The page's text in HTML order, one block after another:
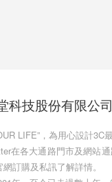
科技股份有限公司
LIFE”，為用心設計3C
在各大通路門市及網站
訂購及私訊了解詳情。